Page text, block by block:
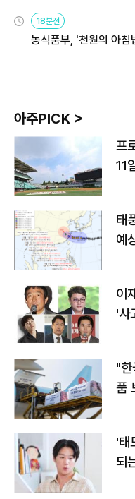
원
18분전
농식품부, '천원의 아
아주PICK >
프
11
태
예
이
'사
"
품
'태
되